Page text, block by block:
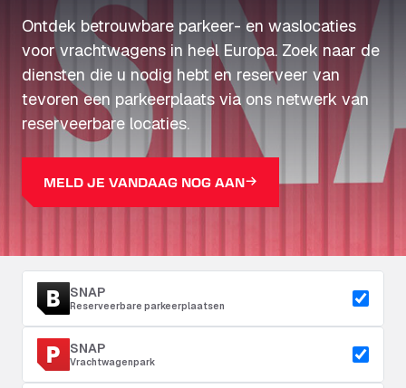
Ontdek betrouwbare parkeer- en waslocaties
voor vrachtwagens in heel Europa. Zoek naar de
diensten die u nodig hebt en reserveer van
tevoren een parkeerplaats via ons netwerk van
reserveerbare locaties.
MELD JE VANDAAG NOG AAN
SNAP
Reserveerbare parkeerplaatsen
SNAP
Vrachtwagenpark